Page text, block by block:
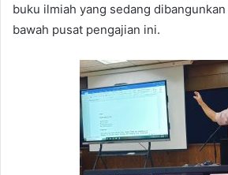
buku ilmiah yang sedang
bawah pusat pengajian ini.